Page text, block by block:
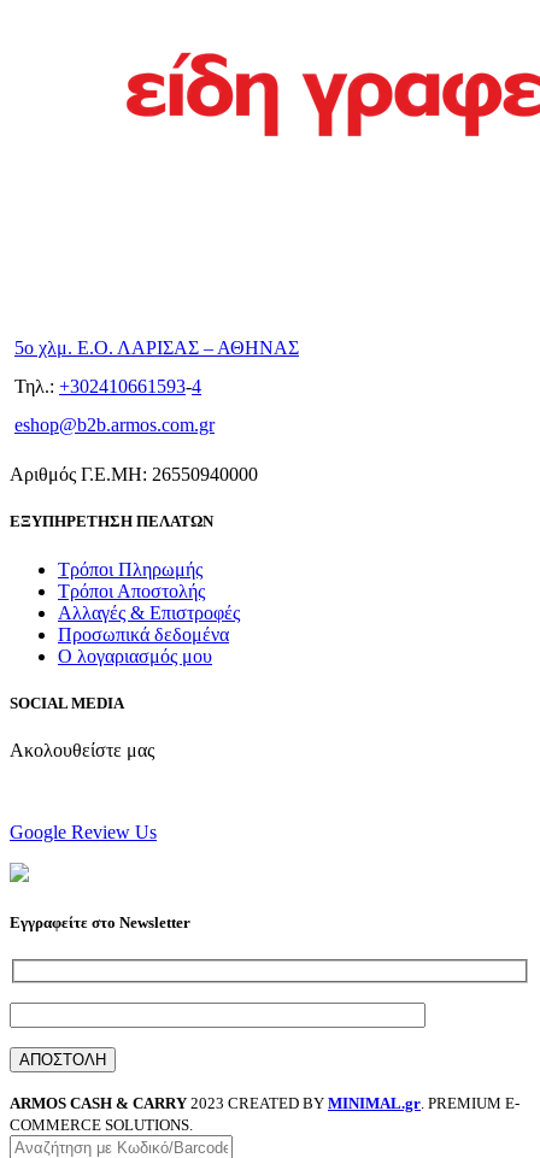
5ο χλμ. Ε.Ο. ΛΑΡΙΣΑΣ – ΑΘΗΝΑΣ
Τηλ.: +302410661593-4
eshop@b2b.armos.com.gr
Αριθμός Γ.Ε.ΜΗ: 26550940000
ΕΞΥΠΗΡΕΤΗΣΗ ΠΕΛΑΤΩΝ
Τρόποι Πληρωμής
Τρόποι Αποστολής
Αλλαγές & Επιστροφές
Προσωπικά δεδομένα
Ο λογαριασμός μου
SOCIAL MEDIA
Ακολουθείστε μας
Google Review Us
Εγγραφείτε στο Newsletter
ARMOS CASH & CARRY 2023 CREATED BY MINIMAL.gr . PREMIUM E-
COMMERCE SOLUTIONS.